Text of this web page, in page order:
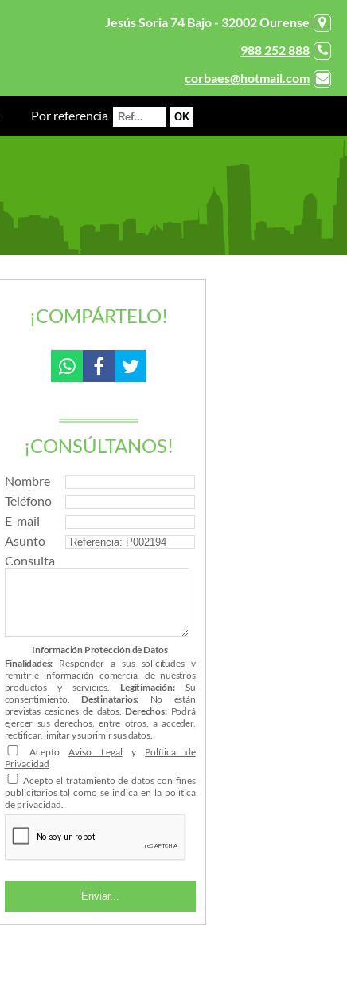
Jesús Soria 74 Bajo - 32002 Ourense
988 252 888
corbaes@hotmail.com
Por referencia
¡COMPÁRTELO!
¡CONSÚLTANOS!
Nombre
Teléfono
E-mail
Asunto
Consulta
Información Protección de Datos
Finalidades: Responder a sus solicitudes y
remitirle información comercial de nuestros
productos y servicios. Legitimación:Su
consentimiento. Destinatarios: No están
previstas cesiones de datos. Derechos:Podrá
ejercer sus derechos, entre otros, a acceder,
rectificar, limitar y suprimir sus datos.
AceptoAviso Legal y Política de
Privacidad
Acepto el tratamiento de datos con fines
publicitarios tal como se indica en la política
de privacidad.